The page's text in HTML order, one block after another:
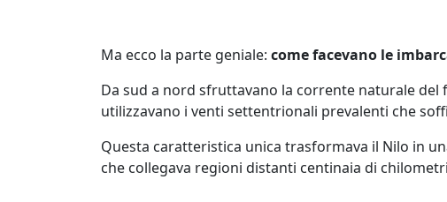
Ma ecco la parte geniale: come facevano le
Da sud a nord sfruttavano la corrente naturale
utilizzavano i venti settentrionali prevalenti che
Questa caratteristica unica trasformava il Nilo in
che collegava regioni distanti centinaia di